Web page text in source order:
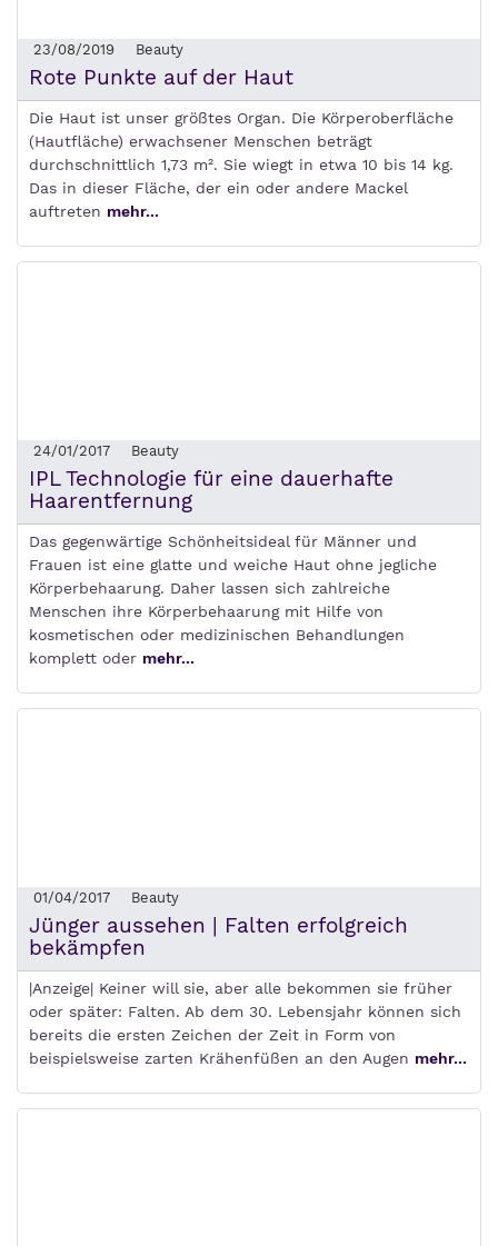
23/08/2019 Beauty
Rote Punkte auf der Haut
Die Haut ist unser größtes Organ. Die Körperoberfläche
(Hautfläche) erwachsener Menschen beträgt
durchschnittlich 1,73 m². Sie wiegt in etwa 10 bis 14 kg.
Das in dieser Fläche, der ein oder andere Mackel
auftreten mehr...
24/01/2017 Beauty
IPL Technologie für eine dauerhafte
Haarentfernung
Das gegenwärtige Schönheitsideal für Männer und
Frauen ist eine glatte und weiche Haut ohne jegliche
Körperbehaarung. Daher lassen sich zahlreiche
Menschen ihre Körperbehaarung mit Hilfe von
kosmetischen oder medizinischen Behandlungen
komplett oder mehr...
01/04/2017 Beauty
Jünger aussehen | Falten erfolgreich
bekämpfen
|Anzeige| Keiner will sie, aber alle bekommen sie früher
oder später: Falten. Ab dem 30. Lebensjahr können sich
bereits die ersten Zeichen der Zeit in Form von
beispielsweise zarten Krähenfüßen an den Augen mehr...